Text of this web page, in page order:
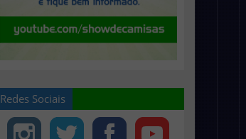
Redes Sociais